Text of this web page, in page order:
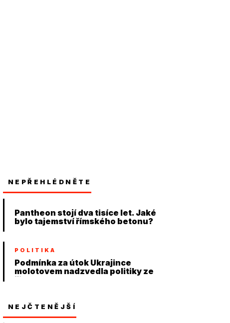
NEPŘEHLÉDNĚTE
Pantheon stojí dva tisíce let. Jaké
bylo tajemství římského betonu?
POLITIKA
Podmínka za útok Ukrajince
molotovem nadzvedla politiky ze
židle
NEJČTENĚJŠÍ